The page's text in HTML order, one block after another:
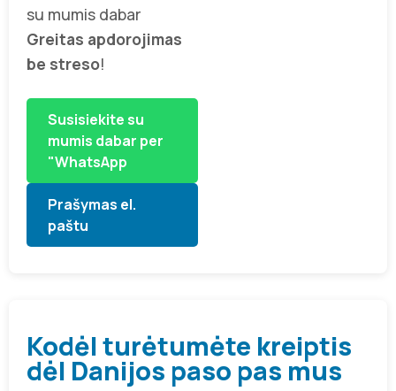
su mumis dabar
Greitas apdorojimas
be streso!
Susisiekite su
mumis dabar per
"WhatsApp
Prašymas el.
paštu
Kodėl turėtumėte kreiptis
dėl Danijos paso pas mus